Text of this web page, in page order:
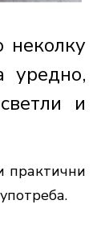
уредно,
и
практични